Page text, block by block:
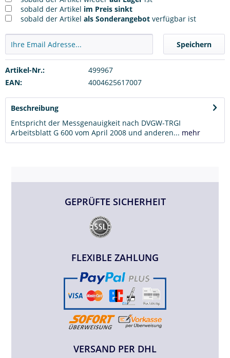
sobald der Artikel im Preis sinkt
sobald der Artikel als Sonderangebot verfügbar ist
Speichern
Artikel-Nr.:
499967
EAN:
4004625617007
Beschreibung
Entspricht der Messgenauigkeit nach DVGW-TRGI
Arbeitsblatt G 600 vom April 2008 und anderen... mehr
GEPRÜFTE SICHERHEIT
FLEXIBLE ZAHLUNG
VERSAND PER DHL